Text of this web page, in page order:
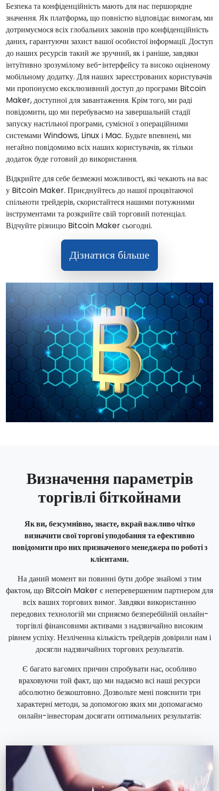
Безпека та конфіденційність мають для нас першорядне
значення. Як платформа, що повністю відповідає вимогам, ми
дотримуємося всіх глобальних законів про конфіденційність
даних, гарантуючи захист вашої особистої інформації. Доступ
до наших ресурсів такий же зручний, як і раніше, завдяки
інтуїтивно зрозумілому веб-інтерфейсу та високо оціненому
мобільному додатку. Для наших зареєстрованих користувачів
ми пропонуємо ексклюзивний доступ до програми Bitcoin
Maker, доступної для завантаження. Крім того, ми раді
повідомити, що ми перебуваємо на завершальній стадії
запуску настільної програми, сумісної з операційними
системами Windows, Linux і Mac. Будьте впевнені, ми
негайно повідомимо всіх наших користувачів, як тільки
додаток буде готовий до використання.
Відкрийте для себе безмежні можливості, які чекають на вас
у Bitcoin Maker. Приєднуйтесь до нашої процвітаючої
спільноти трейдерів, скористайтеся нашими потужними
інструментами та розкрийте свій торговий потенціал.
Відчуйте різницю Bitcoin Maker сьогодні.
Дізнатися більше
Визначення параметрів
торгівлі біткойнами
Як ви, безсумнівно, знаєте, вкрай важливо чітко
визначити свої торгові уподобання та ефективно
повідомити про них призначеного менеджера по роботі з
клієнтами.
На даний момент ви повинні бути добре знайомі з тим
фактом, що Bitcoin Maker є неперевершеним партнером для
всіх ваших торгових вимог. Завдяки використанню
передових технологій ми сприяємо безперебійній онлайн-
торгівлі фінансовими активами з надзвичайно високим
рівнем успіху. Незліченна кількість трейдерів довірили нам і
досягли надзвичайних торгових результатів.
Є багато вагомих причин спробувати нас, особливо
враховуючи той факт, що ми надаємо всі наші ресурси
абсолютно безкоштовно. Дозвольте мені пояснити три
характерні методи, за допомогою яких ми допомагаємо
онлайн-інвесторам досягати оптимальних результатів: